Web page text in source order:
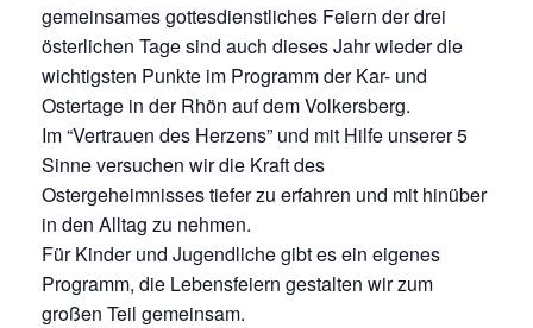
gemeinsames gottesdienstliches Feiern der drei
österlichen Tage sind auch dieses Jahr wieder die
wichtigsten Punkte im Programm der Kar- und
Ostertage in der Rhön auf dem Volkersberg.
Im “Vertrauen des Herzens” und mit Hilfe unserer 5
Sinne versuchen wir die Kraft des
Ostergeheimnisses tiefer zu erfahren und mit hinüber
in den Alltag zu nehmen.
Für Kinder und Jugendliche gibt es ein eigenes
Programm, die Lebensfeiern gestalten wir zum
großen Teil gemeinsam.